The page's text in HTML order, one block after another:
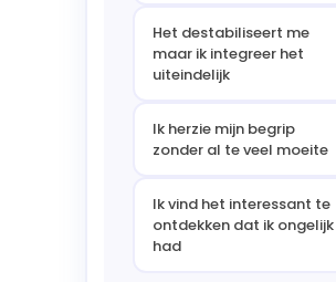
Het destabiliseert me
maar ik integreer het
uiteindelijk
Ik herzie mijn begrip
zonder al te veel moeite
Ik vind het interessant te
ontdekken dat ik ongelijk
had